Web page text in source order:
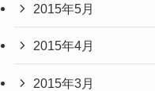
2015年5月
2015年4月
2015年3月